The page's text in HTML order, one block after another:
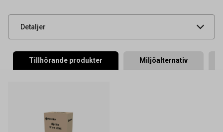
Detaljer
UNSPSC 44103103
Tillhörande produkter Miljöalternativ